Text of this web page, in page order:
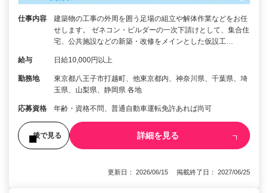
仕事内容
建築物の工事の外周を囲う足場の組立や解体作業などをお任
せします。 ゼネコン・ビルダーの一次下請けとして、集合住
宅、公共施設などの新築・改修をメインとした仮設工…
給与 日給10,000円以上
勤務地
東京都八王子市打越町、他東京都内、神奈川県、千葉県、埼
玉県、山梨県、静岡県 各地
応募資格 年齢・資格不問、普通自動車運転免許あれば尚可
後で見る 詳細を見る
更新日： 2026/06/15 掲載終了日： 2027/06/25